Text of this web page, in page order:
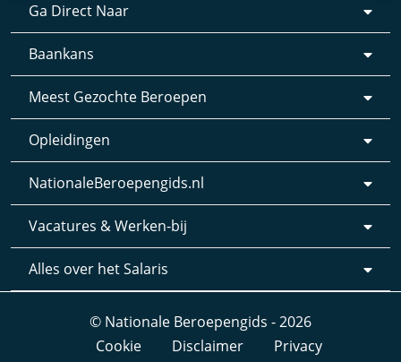
Ga Direct Naar
Baankans
Meest Gezochte Beroepen
Opleidingen
NationaleBeroepengids.nl
Vacatures & Werken-bij
Alles over het Salaris
© Nationale Beroepengids - 2026
Cookie
Disclaimer
Privacy